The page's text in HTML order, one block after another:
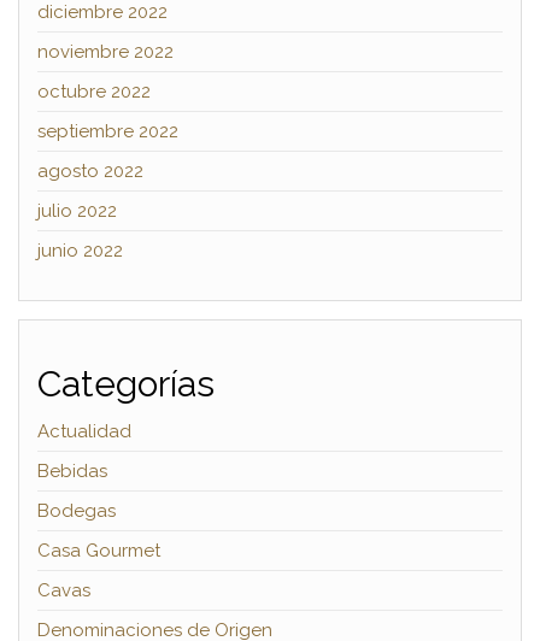
diciembre 2022
noviembre 2022
octubre 2022
septiembre 2022
agosto 2022
julio 2022
junio 2022
Categorías
Actualidad
Bebidas
Bodegas
Casa Gourmet
Cavas
Denominaciones de Origen